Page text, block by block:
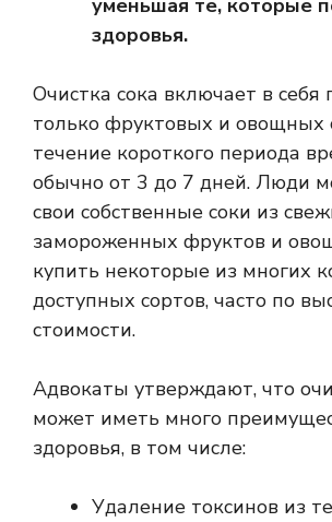
уменьшая те, которые
здоровья.
Очистка сока включает в себя
только фруктовых и овощных
течение короткого периода
обычно от 3 до 7 дней. Люди
свои собственные соки из
замороженных фруктов и
купить некоторые из многих
доступных сортов, часто по
стоимости.
Адвокаты утверждают, что
может иметь много
здоровья, в том числе:
Удаление токсинов из